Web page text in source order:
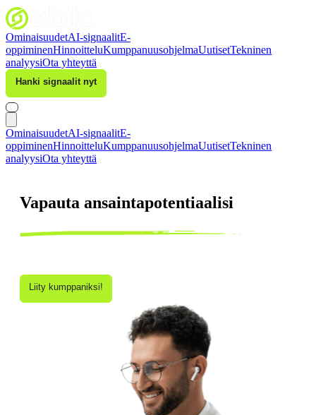
OminaisuudetAI-signaalitE-
oppiminenHinnoitteluKumppanuusohjelmaUutisetTekninen
analyysiOta yhteyttä
Hanki signaalit nyt
OminaisuudetAI-signaalitE-
oppiminenHinnoitteluKumppanuusohjelmaUutisetTekninen
analyysiOta yhteyttä
Vapauta ansaintapotentiaalisi
Liity kumppaniksi!